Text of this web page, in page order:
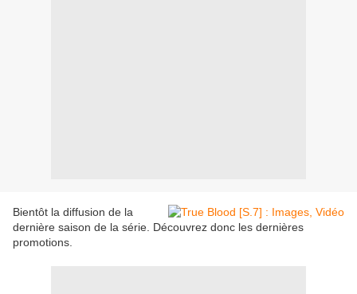
Bientôt la diffusion de la
dernière saison de la série. Découvrez donc les dernières
promotions.